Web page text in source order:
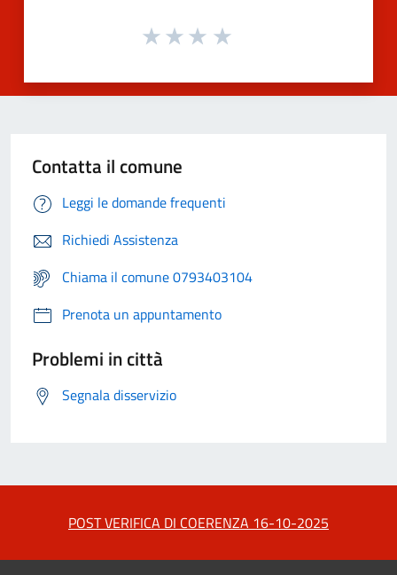
Contatta il comune
Leggi le domande frequenti
Richiedi Assistenza
Chiama il comune 0793403104
Prenota un appuntamento
Problemi in città
Segnala disservizio
POST VERIFICA DI COERENZA 16-10-2025